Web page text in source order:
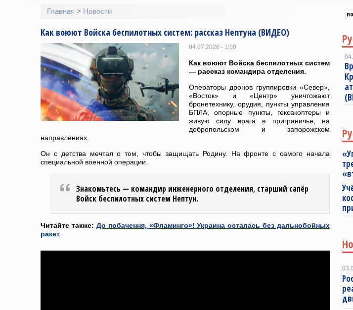
Главная > Новости
Как воюют Войска беспилотных систем: рассказ Нептуна (ВИДЕО)
04.07.2026 - 1:00
Как воюют Войска беспилотных систем
— рассказ командира отделения.
Операторы дронов группировки «Север»,
«Восток» и «Центр» уничтожают
бронетехнику, орудия, пункты управления
БПЛА, опорные пункты, гексакоптеры и
живую силу врага в приграничье, на
добропольском и запорожском
направлениях.
Он с детства мечтал о том, чтобы защищать Родину. На фронте с самого начала
специальной военной операции.
Знакомьтесь — командир инженерного отделения, старший сапёр
Войск беспилотных систем Нептун.
Читайте также: До побачення, «Фламинго»! Украина осталась без дальнобойных
ракет